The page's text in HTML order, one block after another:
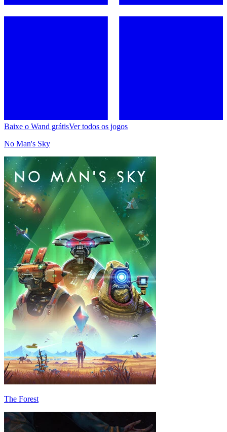
Baixe o Wand grátisVer todos os jogos
No Man's Sky
The Forest